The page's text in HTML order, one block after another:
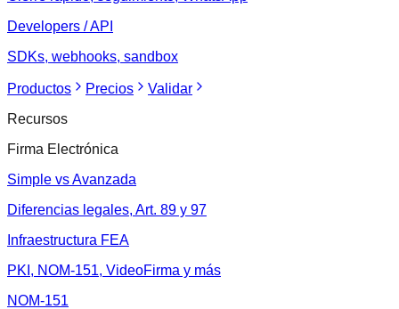
Developers / API
SDKs, webhooks, sandbox
Productos Precios
Validar
Recursos
Firma Electrónica
Simple vs Avanzada
Diferencias legales, Art. 89 y 97
Infraestructura FEA
PKI, NOM-151, VideoFirma y más
NOM-151